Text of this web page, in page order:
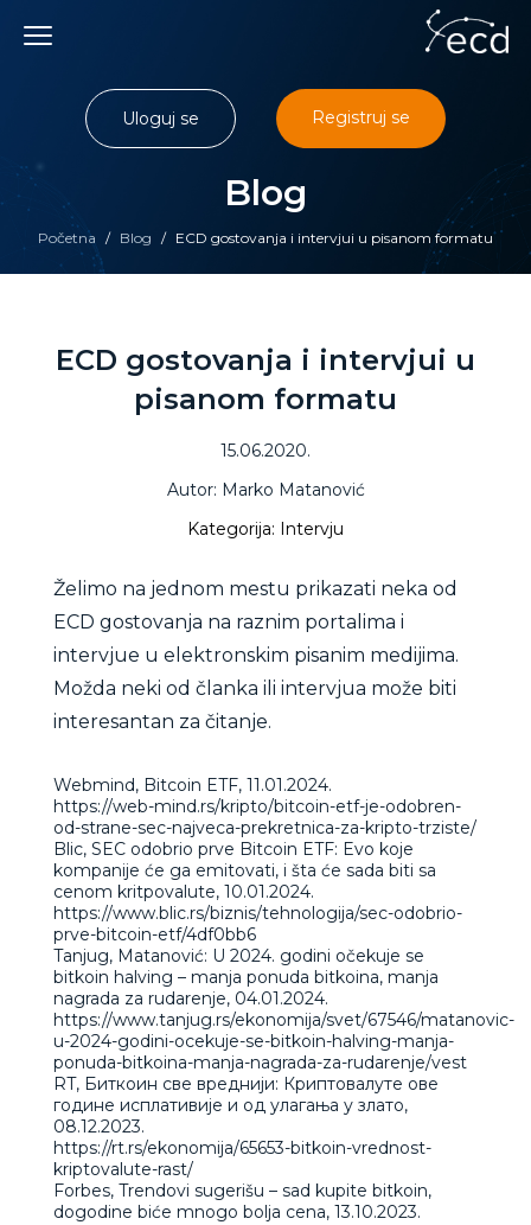
content
Početna / Blog / ECD gostovanja i intervjui u pisanom formatu
Blog
Uloguj se Registruj se
ECD gostovanja i intervjui u
pisanom formatu
15.06.2020.
Autor: Marko Matanović
Kategorija: Intervju
Želimo na jednom mestu prikazati neka od
ECD gostovanja na raznim portalima i
intervjue u elektronskim pisanim medijima.
Možda neki od članka ili intervjua može biti
interesantan za čitanje.
Webmind, Bitcoin ETF, 11.01.2024.
https://web-mind.rs/kripto/bitcoin-etf-je-odobren-
od-strane-sec-najveca-prekretnica-za-kripto-trziste/
Blic, SEC odobrio prve Bitcoin ETF: Evo koje
kompanije će ga emitovati, i šta će sada biti sa
cenom kritpovalute, 10.01.2024.
https://www.blic.rs/biznis/tehnologija/sec-odobrio-
prve-bitcoin-etf/4df0bb6
Tanjug, Matanović: U 2024. godini očekuje se
bitkoin halving – manja ponuda bitkoina, manja
nagrada za rudarenje, 04.01.2024.
https://www.tanjug.rs/ekonomija/svet/67546/matanovic-
u-2024-godini-ocekuje-se-bitkoin-halving-manja-
ponuda-bitkoina-manja-nagrada-za-rudarenje/vest
RT, Биткоин све вреднији: Криптовалуте ове
године исплативије и од улагања у злато,
08.12.2023.
https://rt.rs/ekonomija/65653-bitkoin-vrednost-
kriptovalute-rast/
Forbes, Trendovi sugerišu – sad kupite bitkoin,
dogodine biće mnogo bolja cena, 13.10.2023.